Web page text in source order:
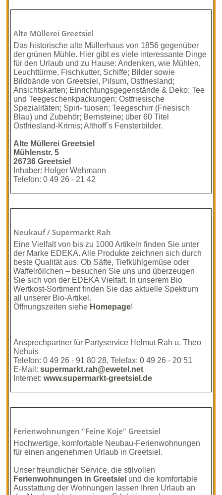
Alte Müllerei Greetsiel
Das historische alte Müllerhaus von 1856 gegenüber
der grünen Mühle. Hier gibt es viele interessante Dinge
für den Urlaub und zu Hause: Andenken, wie Mühlen,
Leuchttürme, Fischkutter, Schiffe; Bilder sowie
Bildbände von Greetsiel, Pilsum, Ostfriesland;
Ansichtskarten; Einrichtungsgegenstände & Deko; Tee
und Teegeschenkpackungen; Ostfriesische
Spezialitäten; Spiri- tuosen; Teegeschirr (Friesisch
Blau) und Zubehör; Bernsteine; über 60 Titel
Ostfriesland-Krimis; Althoff´s Fensterbilder.
Alte Müllerei Greetsiel
Mühlenstr. 5
26736 Greetsiel
Inhaber: Holger Wehmann
Telefon: 0 49 26 - 21 42
Neukauf / Supermarkt Rah
Eine Vielfalt von bis zu 1000 Artikeln finden Sie unter
der Marke EDEKA. Alle Produkte zeichnen sich durch
beste Qualität aus. Ob Säfte, Tiefkühlgemüse oder
Waffelröllchen – besuchen Sie uns und überzeugen
Sie sich von der EDEKA Vielfalt. In unserem Bio
Wertkost-Sortiment finden Sie das aktuelle Spektrum
all unserer Bio-Artikel.
Öffnungszeiten siehe Homepage!
Ansprechpartner für Partyservice Helmut Rah u. Theo
Nehuis
Telefon: 0 49 26 - 91 80 28, Telefax: 0 49 26 - 20 51
E-Mail:supermarkt.rah@ewetel.net
Internet:www.supermarkt-greetsiel.de
Ferienwohn­ungen "Feine Koje" Greetsiel
Hochwertige, komfortable Neubau-Ferienwohnungen
für einen angenehmen Urlaub in Greetsiel.
Unser freundlicher Service, die stilvollen
Ferienwohnungen in Greetsiel und die komfortable
Ausstattung der Wohnungen lassen Ihren Urlaub an